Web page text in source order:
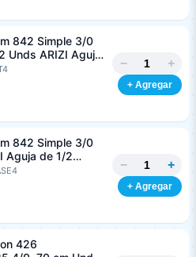
842 Simple 3/0
Unds ARIZI Aguja
Conica 36 mm
− +
+ Agregar
842 Simple 3/0
Aguja de 1/2
36 mm
− +
+ Agregar
426